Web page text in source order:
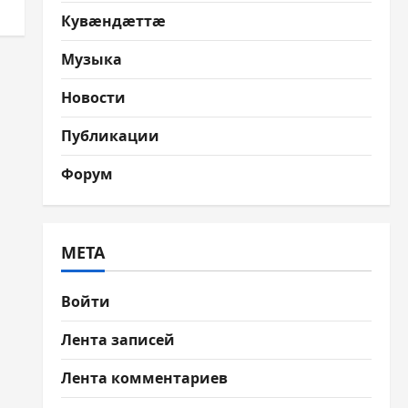
Кувæндæттæ
Музыка
Новости
Публикации
Форум
МЕТА
Войти
Лента записей
Лента комментариев